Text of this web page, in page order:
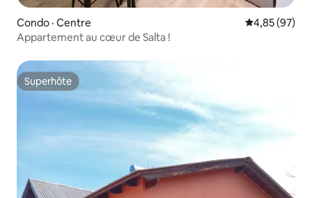
Condo · Centre Note
4,85 (97)
Appartement au cœur de Salta !
Superhôte
Superhôte